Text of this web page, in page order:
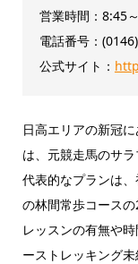
営業時間：8:45
電話番号：
公式サイト：
日高エリアの新冠
は、元競走馬のサ
代表的なプランは
の林間常歩コースの
レッスンの有無や
ーストレッキング未